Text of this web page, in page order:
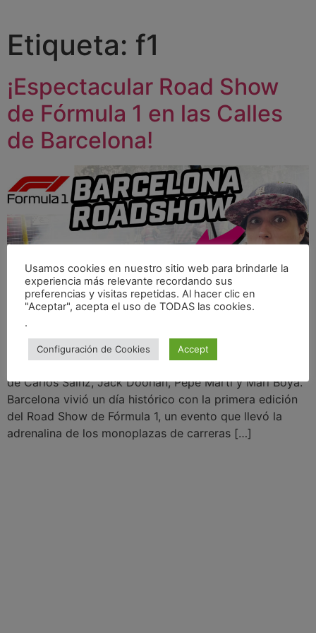
Etiqueta: f1
¡Espectacular Road Show
de Fórmula 1 en las Calles
de Barcelona!
Barcelona vibra con la primera edición del Road Show
de Fórmula 1 en sus calles, con la participación estelar
de Carlos Sainz, Jack Doohan, Pepe Martí y Mari Boya.
Barcelona vivió un día histórico con la primera edición
del Road Show de Fórmula 1, un evento que llevó la
adrenalina de los monoplazas de carreras […]
Usamos cookies en nuestro sitio web para brindarle la
experiencia más relevante recordando sus
preferencias y visitas repetidas. Al hacer clic en
"Aceptar", acepta el uso de TODAS las cookies.
.
Configuración de Cookies Accept